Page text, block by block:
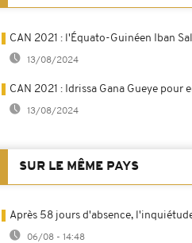
CAN 2021 : l'Équato-Guinéen Iban
13/08/2024
CAN 2021 : Idrissa Gana Gueye pour
13/08/2024
SUR LE MÊME PAYS
Après 58 jours d'absence,
06/08 - 14:48